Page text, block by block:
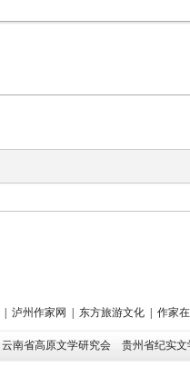
| 泸州作家网 | 东方旅游文化 | 作家
云南省高原文学研究会 贵州省纪实文